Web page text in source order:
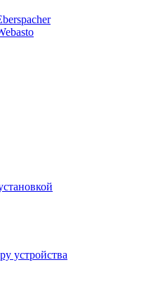
устройства